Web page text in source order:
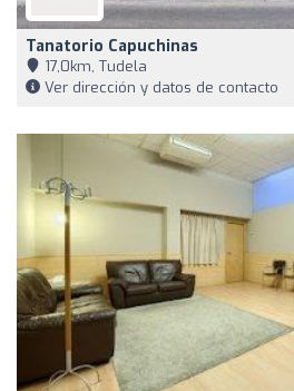
Tanatorio Capuchinas
17,0km, Tudela
Ver dirección y datos de contacto